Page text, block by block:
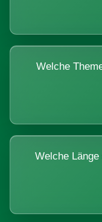
Welche
Welche